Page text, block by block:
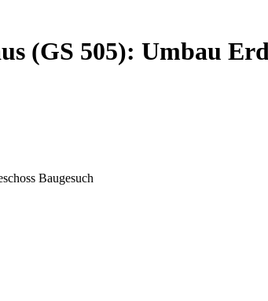
(GS 505): Umbau
Baugesuch